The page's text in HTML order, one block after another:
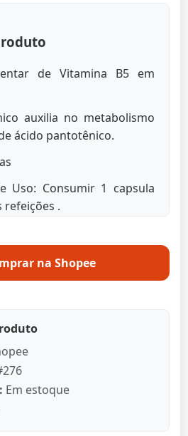
de Vitamina B5 em
auxilia no metabolismo
ácido pantotênico.
Uso: Consumir 1 capsula
refeições .
arejado. Após aberta a
a tampa bem fechada
do produto e
de cálcio e
de silício INS 551,
gelatina, glicerina e
na Shopee
Em estoque